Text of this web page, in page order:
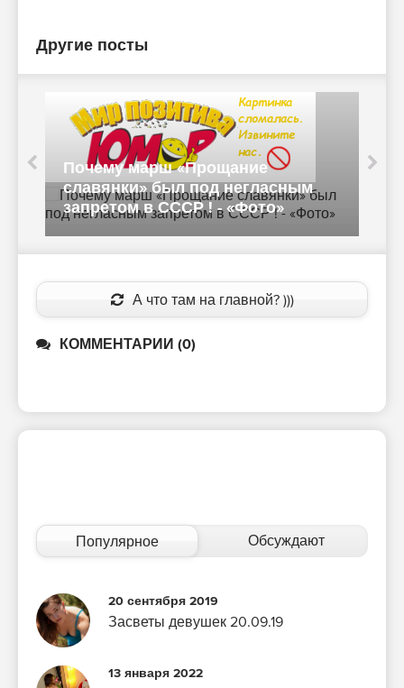
Другие посты
Почему марш «Прощание
славянки» был под негласным
запретом в СССР ! - «Фото»
А что там на главной? )))
КОММЕНТАРИИ (0)
Популярное Обсуждают
20 сентября 2019
Засветы девушек 20.09.19
13 января 2022